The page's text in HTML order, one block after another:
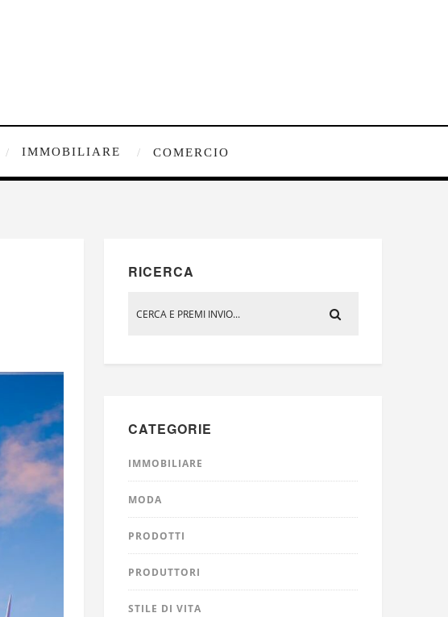
IMMOBILIARE COMERCIO
RICERCA
CATEGORIE
IMMOBILIARE
MODA
PRODOTTI
PRODUTTORI
STILE DI VITA